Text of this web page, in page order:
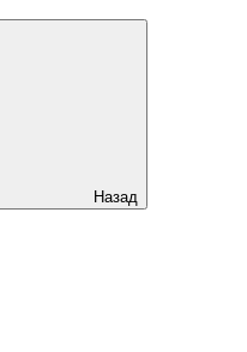
Назад